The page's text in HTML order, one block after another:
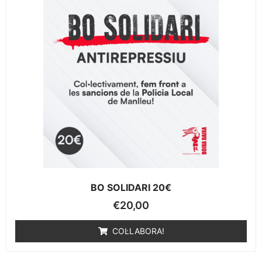
BO SOLIDARI 20€
€20,00
COL·LABORA!